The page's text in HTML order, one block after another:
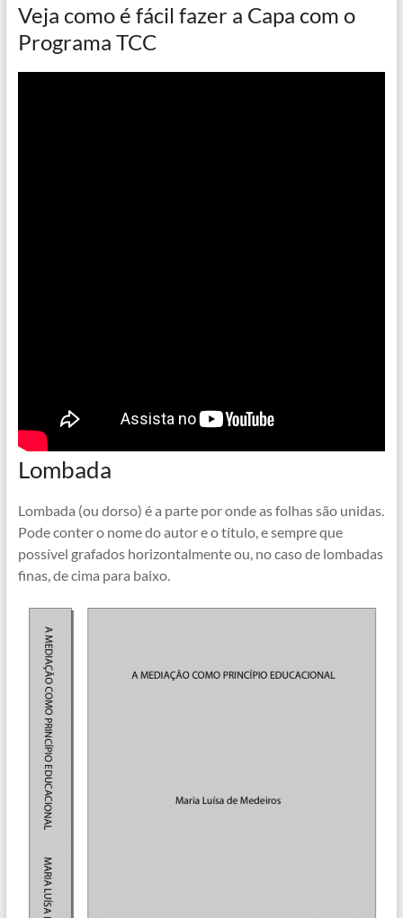
Veja como é fácil fazer a Capa com o
Programa TCC
Lombada
Lombada (ou dorso) é a parte por onde as folhas são unidas.
Pode conter o nome do autor e o título, e sempre que
possível grafados horizontalmente ou, no caso de lombadas
finas, de cima para baixo.